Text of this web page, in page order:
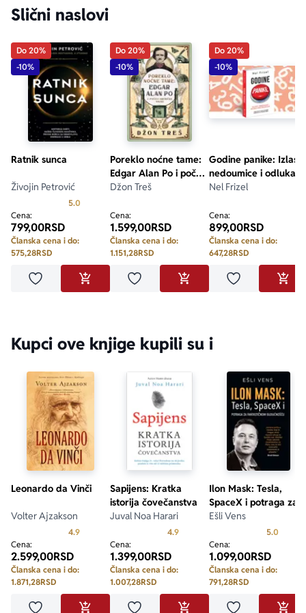
Slični naslovi
Do 20%
-10%
Ratnik sunca
Živojin Petrović
5.0
Cena:
799,00RSD
Članska cena i do:
575,28RSD
Dodaj u omiljeneDODAJ U KORPU
Do 20%
-10%
Poreklo noćne tame:
Edgar Alan Po i počeci
američke nauke
Džon Treš
Cena:
1.599,00RSD
Članska cena i do:
1.151,28RSD
Dodaj u omiljeneDODAJ U KORPU
Do 20%
-10%
Godine panike:
nedoumice i odluka
nad odlukama
Nel Frizel
Cena:
899,00RSD
Članska cena i do:
647,28RSD
Dodaj u
Kupci ove knjige kupili su i
Leonardo da Vinči
Volter Ajzakson
4.9Prosecna ocena je 4.9 od 5
Cena:
2.599,00RSD
Članska cena i do:
1.871,28RSD
Sapijens: Kratka
istorija čovečanstva
Juval Noa Harari
4.9Prosecna ocena je 4.9 od 5
Cena:
1.399,00RSD
Članska cena i do:
1.007,28RSD
Ilon Mask: Tesla,
SpaceX i potraga za
fantastičnom
Ešli Vens
5.0
Cena:
1.099,00RSD
Članska cena i do:
791,28RSD